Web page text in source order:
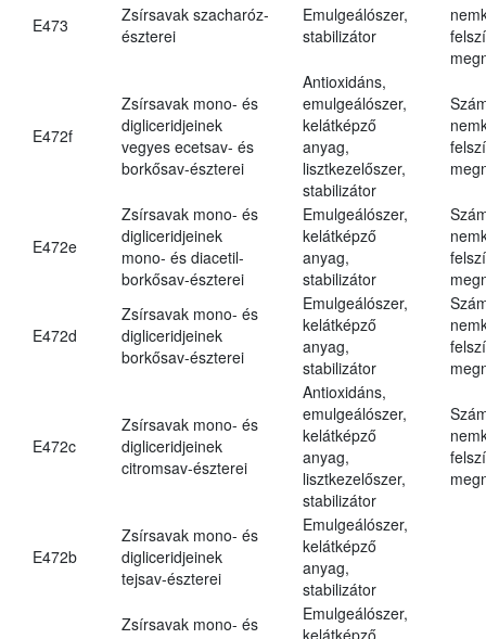
E473
Zsírsavak szacharóz-
észterei
Emulgeálószer,
stabilizátor
E472f
Zsírsavak mono- és
digliceridjeinek
vegyes ecetsav- és
borkősav-észterei
Antioxidáns,
emulgeálószer,
kelátképző
anyag,
lisztkezelőszer,
stabilizátor
E472e
Zsírsavak mono- és
digliceridjeinek
mono- és diacetil-
borkősav-észterei
Emulgeálószer,
kelátképző
anyag,
stabilizátor
E472d
Zsírsavak mono- és
digliceridjeinek
borkősav-észterei
Emulgeálószer,
kelátképző
anyag,
stabilizátor
E472c
Zsírsavak mono- és
digliceridjeinek
citromsav-észterei
Antioxidáns,
emulgeálószer,
kelátképző
anyag,
lisztkezelőszer,
stabilizátor
E472b
Zsírsavak mono- és
digliceridjeinek
tejsav-észterei
Emulgeálószer,
kelátképző
anyag,
stabilizátor
Zsírsavak mono- és
Emulgeálószer,
kelátképző